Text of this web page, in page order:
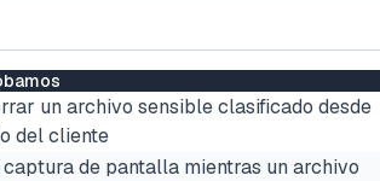
un archivo sensible clasificado desde
del cliente
captura de pantalla mientras un archivo